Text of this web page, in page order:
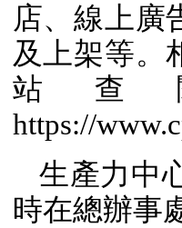
店、線上廣
及上架等。
站查
https://
生產力中
時在總辦事